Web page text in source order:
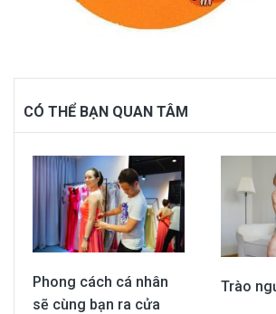
CÓ THỂ BẠN QUAN TÂM
Phong cách cá nhân
sẽ cùng bạn ra cửa
Trào